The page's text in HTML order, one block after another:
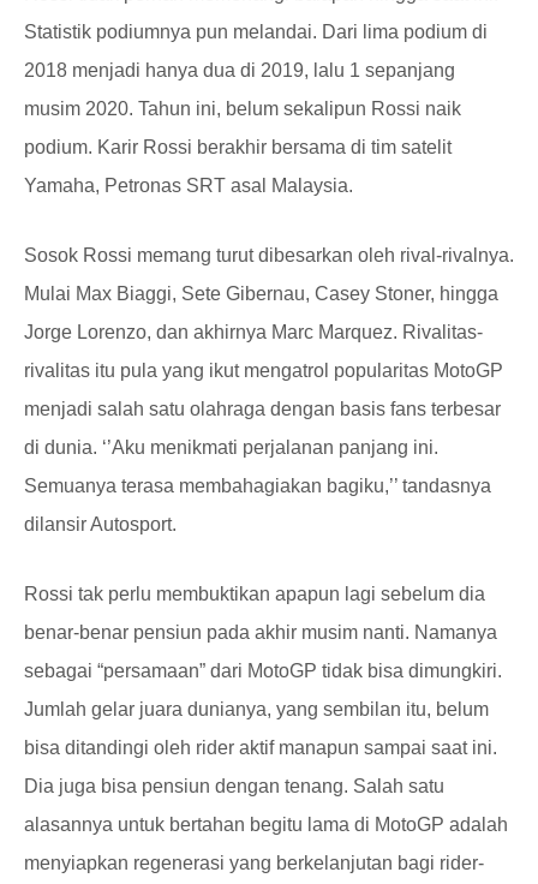
Statistik podiumnya pun melandai. Dari lima podium di
2018 menjadi hanya dua di 2019, lalu 1 sepanjang
musim 2020. Tahun ini, belum sekalipun Rossi naik
podium. Karir Rossi berakhir bersama di tim satelit
Yamaha, Petronas SRT asal Malaysia.
Sosok Rossi memang turut dibesarkan oleh rival-rivalnya.
Mulai Max Biaggi, Sete Gibernau, Casey Stoner, hingga
Jorge Lorenzo, dan akhirnya Marc Marquez. Rivalitas-
rivalitas itu pula yang ikut mengatrol popularitas MotoGP
menjadi salah satu olahraga dengan basis fans terbesar
di dunia. ‘’Aku menikmati perjalanan panjang ini.
Semuanya terasa membahagiakan bagiku,’’ tandasnya
dilansir Autosport.
Rossi tak perlu membuktikan apapun lagi sebelum dia
benar-benar pensiun pada akhir musim nanti. Namanya
sebagai “persamaan” dari MotoGP tidak bisa dimungkiri.
Jumlah gelar juara dunianya, yang sembilan itu, belum
bisa ditandingi oleh rider aktif manapun sampai saat ini.
Dia juga bisa pensiun dengan tenang. Salah satu
alasannya untuk bertahan begitu lama di MotoGP adalah
menyiapkan regenerasi yang berkelanjutan bagi rider-